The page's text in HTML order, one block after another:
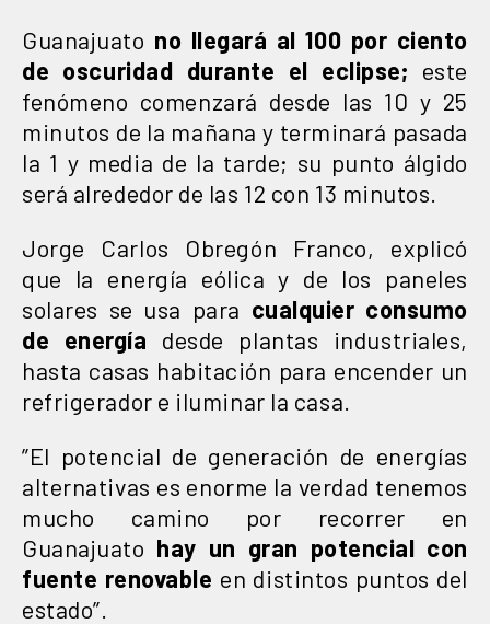
Guanajuato no llegará al 100 por ciento
de oscuridad durante el eclipse; este
fenómeno comenzará desde las 10 y 25
minutos de la mañana y terminará pasada
la 1 y media de la tarde; su punto álgido
será alrededor de las 12 con 13 minutos.
Jorge Carlos Obregón Franco, explicó
que la energía eólica y de los paneles
solares se usa para cualquier consumo
de energía desde plantas industriales,
hasta casas habitación para encender un
refrigerador e iluminar la casa.
”El potencial de generación de energías
alternativas es enorme la verdad tenemos
mucho camino por recorrer en
Guanajuato hay un gran potencial con
fuente renovable en distintos puntos del
estado”.